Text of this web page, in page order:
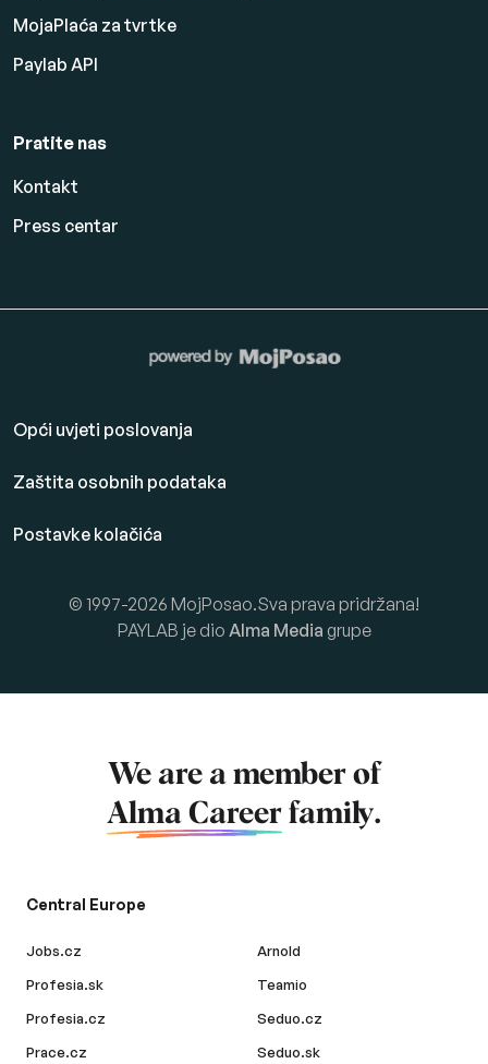
MojaPlaća za tvrtke
Paylab API
Pratite nas
Kontakt
Press centar
Opći uvjeti poslovanja
Zaštita osobnih podataka
Postavke kolačića
© 1997-2026 MojPosao.Sva prava pridržana!
PAYLAB je dio Alma Media grupe
We are a member of
Alma Career family.
Central Europe
Jobs.cz
Profesia.sk
Profesia.cz
Prace.cz
Arnold
Teamio
Seduo.cz
Seduo.sk